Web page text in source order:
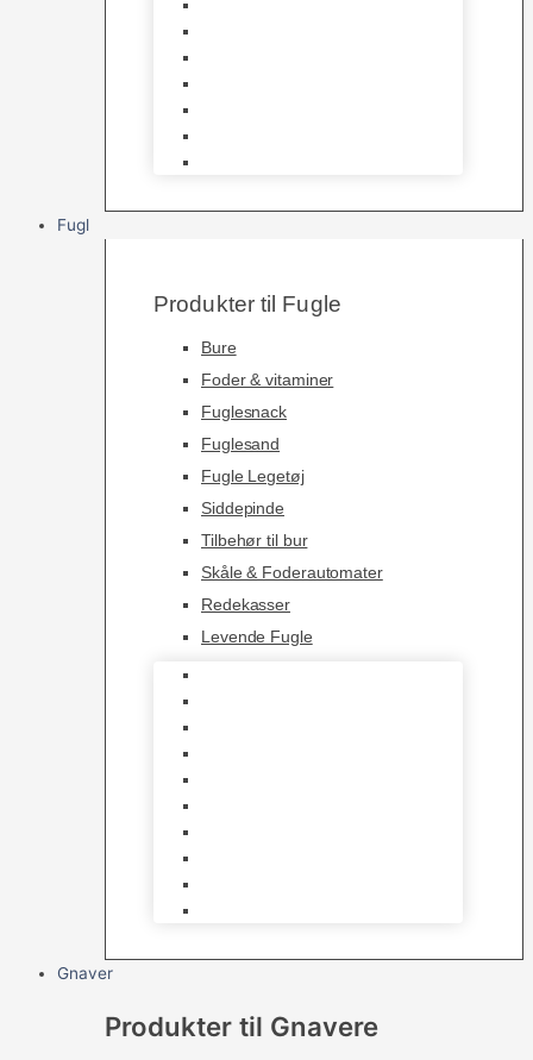
Fugl
Produkter til Fugle
Bure
Foder & vitaminer
Fuglesnack
Fuglesand
Fugle Legetøj
Siddepinde
Tilbehør til bur
Skåle & Foderautomater
Redekasser
Levende Fugle
Gnaver
Produkter til Gnavere